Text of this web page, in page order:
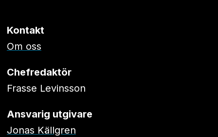
Kontakt
Om oss
Chefredaktör
Frasse Levinsson
Ansvarig utgivare
Jonas Källgren